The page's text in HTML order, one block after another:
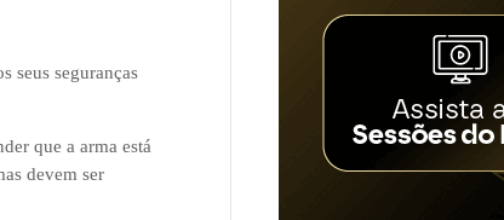
seus seguranças
que a arma está
devem ser